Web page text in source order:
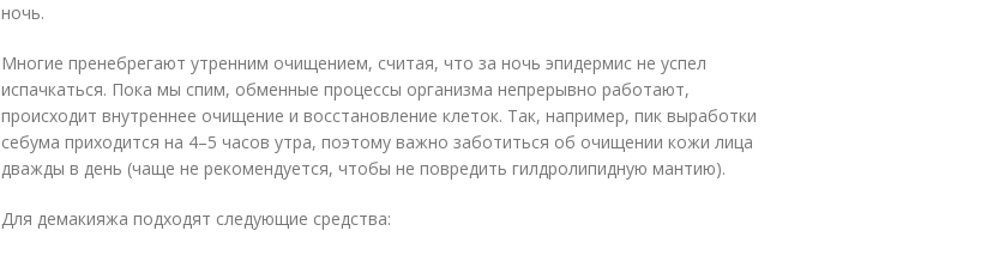
ночь.
Многие пренебрегают утренним очищением, считая, что за ночь эпидермис не успел
испачкаться. Пока мы спим, обменные процессы организма непрерывно работают,
происходит внутреннее очищение и восстановление клеток. Так, например, пик выработки
себума приходится на 4–5 часов утра, поэтому важно заботиться об очищении кожи лица
дважды в день (чаще не рекомендуется, чтобы не повредить гилдролипидную мантию).
Для демакияжа подходят следующие средства: